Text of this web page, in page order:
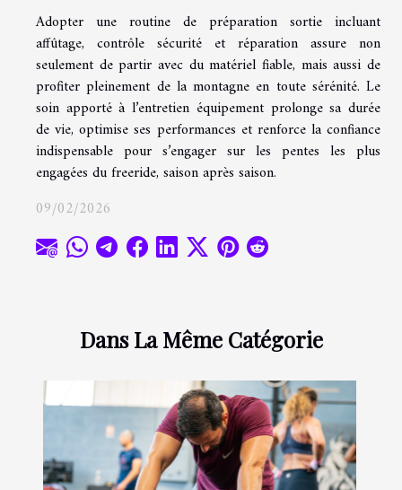
Dans La Même Catégorie
Adopter une routine de préparation sortie incluant
affûtage, contrôle sécurité et réparation assure non
seulement de partir avec du matériel fiable, mais aussi de
profiter pleinement de la montagne en toute sérénité. Le
soin apporté à l’entretien équipement prolonge sa durée
de vie, optimise ses performances et renforce la confiance
indispensable pour s’engager sur les pentes les plus
engagées du freeride, saison après saison.
09/02/2026